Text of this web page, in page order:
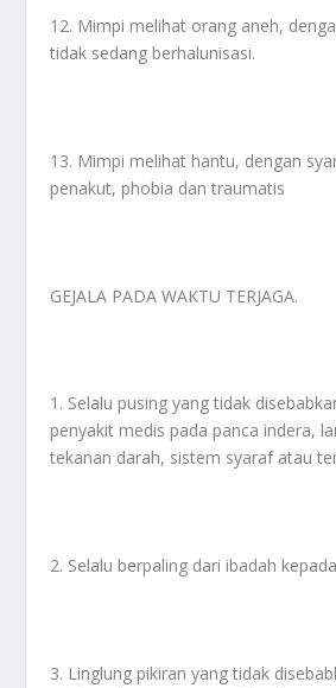
12. Mimpi melihat orang aneh,
tidak sedang berhalunisasi.
13. Mimpi melihat hantu, dengan
penakut, phobia dan traumatis
GEJALA PADA WAKTU TERJAGA.
1. Selalu pusing yang tidak
penyakit medis pada panca indera,
tekanan darah, sistem syaraf atau
2. Selalu berpaling dari ibadah
3. Linglung pikiran yang tidak